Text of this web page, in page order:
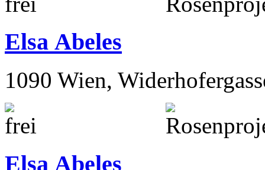
Elsa Abeles
1090 Wien,
Elsa Abeles